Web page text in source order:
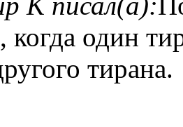
когда один
тирана.